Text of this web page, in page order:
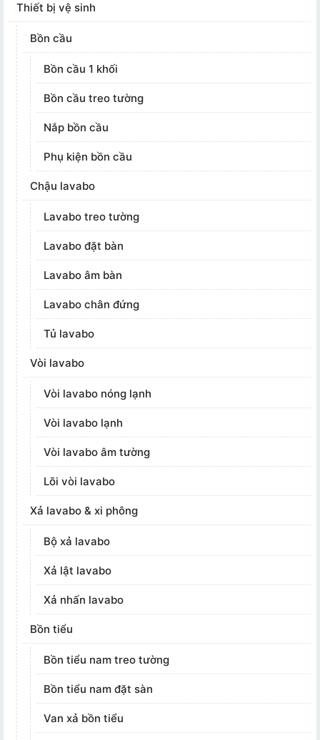
Thiết bị vệ sinh
Bồn cầu
Bồn cầu 1 khối
Bồn cầu treo tường
Nắp bồn cầu
Phụ kiện bồn cầu
Chậu lavabo
Lavabo treo tường
Lavabo đặt bàn
Lavabo âm bàn
Lavabo chân đứng
Tủ lavabo
Vòi lavabo
Vòi lavabo nóng lạnh
Vòi lavabo lạnh
Vòi lavabo âm tường
Lõi vòi lavabo
Xả lavabo & xi phông
Bộ xả lavabo
Xả lật lavabo
Xả nhấn lavabo
Bồn tiểu
Bồn tiểu nam treo tường
Bồn tiểu nam đặt sàn
Van xả bồn tiểu